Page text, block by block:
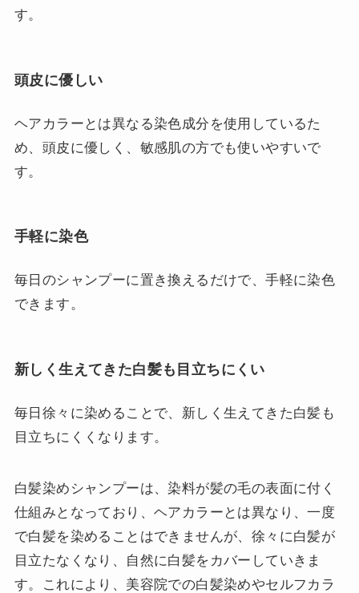
す。
頭皮に優しい
ヘアカラーとは異なる染色成分を使用しているた
め、頭皮に優しく、敏感肌の方でも使いやすいで
す。
手軽に染色
毎日のシャンプーに置き換えるだけで、手軽に染色
できます。
新しく生えてきた白髪も目立ちにくい
毎日徐々に染めることで、新しく生えてきた白髪も
目立ちにくくなります。
白髪染めシャンプーは、染料が髪の毛の表面に付く
仕組みとなっており、ヘアカラーとは異なり、一度
で白髪を染めることはできませんが、徐々に白髪が
目立たなくなり、自然に白髪をカバーしていきま
す。これにより、美容院での白髪染めやセルフカラ